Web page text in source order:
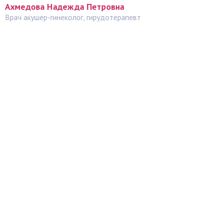
Ахмедова Надежда Петровна
Врач акушер-гинеколог, гирудотерапевт